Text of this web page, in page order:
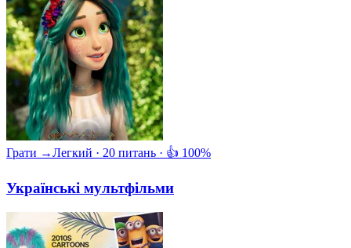
Грати →Легкий · 20 питань · 👍 100%
Українські мультфільми